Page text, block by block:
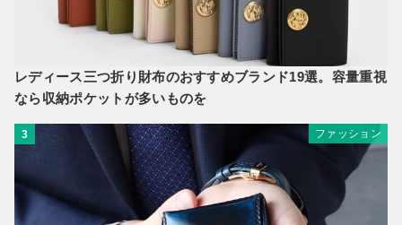
レディース三つ折り財布のおすすめブランド19選。容量重視
なら収納ポケットが多いものを
3 ファッション